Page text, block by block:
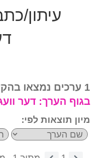
עיתון/
1 ערכים נמצאו בהקשר לנושא:
בגוף הערך: דער
מיון תוצאות לפי: